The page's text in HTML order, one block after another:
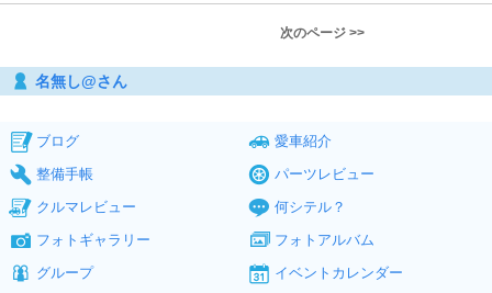
次のページ >>
名無し@さん
ブログ
愛車紹介
整備手帳
パーツレビュー
クルマレビュー
何シテル？
フォトギャラリー
フォトアルバム
グループ
イベントカレンダー